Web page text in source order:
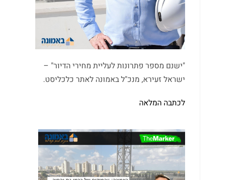
"ישנם מספר פתרונות לעליית מחירי הדיור" –
ישראל זעירא, מנכ"ל באמונה לאתר כלכליסט.
לכתבה המלאה